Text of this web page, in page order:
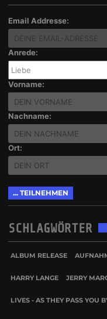
Email Addresse:
Anrede:
Vorname:
Nachname:
Ort:
SCHLAGWÖRTER
ALBUM RELEASE
HARRY LANGE JERRY
LIVES - AS THEY PASS YOU